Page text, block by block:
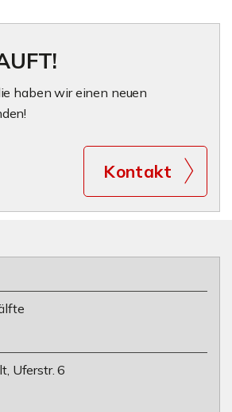
haben wir einen neuen
Kontakt
Uferstr. 6